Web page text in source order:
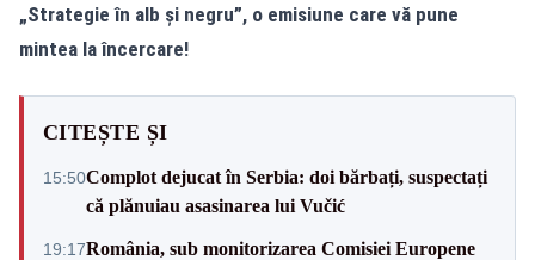
„Strategie în alb și negru”, o emisiune care vă pune
mintea la încercare!
CITEȘTE ȘI
15:50Complot dejucat în Serbia: doi bărbați, suspectați
că plănuiau asasinarea lui Vučić
19:17România, sub monitorizarea Comisiei Europene